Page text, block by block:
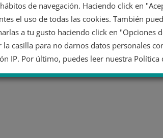
de navegación. Haciendo click en
el uso de todas las cookies. También
a tu gusto haciendo click en "Opciones
la casilla para no darnos datos personales
IP. Por último, puedes leer nuestra Política